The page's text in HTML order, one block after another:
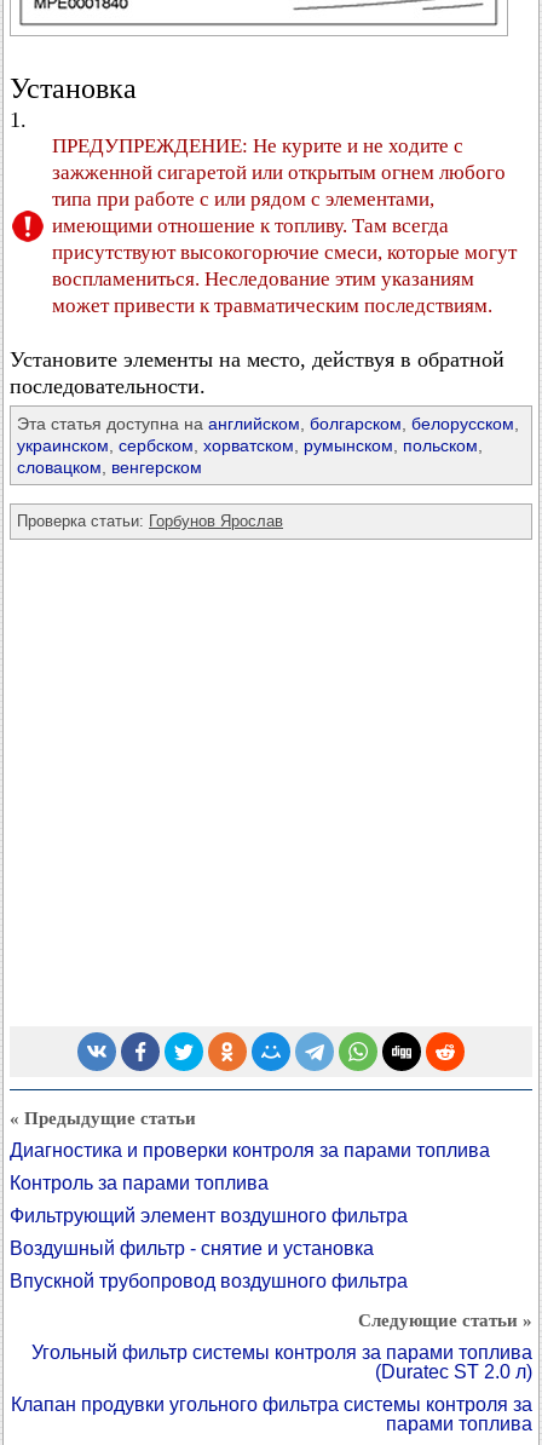
Установка
1.
ПРЕДУПРЕЖДЕНИЕ: Не курите и не ходите с
зажженной сигаретой или открытым огнем любого
типа при работе с или рядом с элементами,
имеющими отношение к топливу. Там всегда
присутствуют высокогорючие смеси, которые могут
воспламениться. Неследование этим указаниям
может привести к травматическим последствиям.
Установите элементы на место, действуя в обратной
последовательности.
Эта статья доступна на английском болгарском белорусском
украинском сербском хорватском румынском польском
словацком
венгерском
Проверка статьи: Горбунов Ярослав
« Предыдущие статьи
Диагностика и проверки контроля за парами топлива
Контроль за парами топлива
Фильтрующий элемент воздушного фильтра
Воздушный фильтр - снятие и установка
Впускной трубопровод воздушного фильтра
Следующие статьи »
Угольный фильтр системы контроля за парами топлива
(Duratec ST 2.0 л)
Клапан продувки угольного фильтра системы контроля за
парами топлива